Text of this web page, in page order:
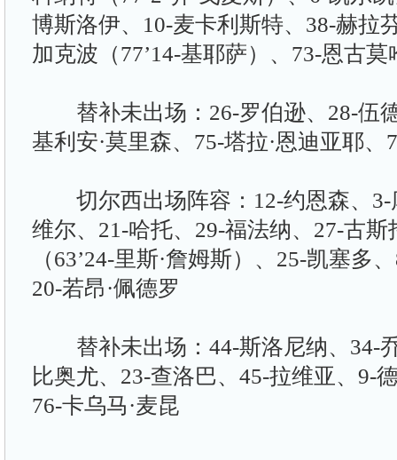
博斯洛伊、10-麦卡利斯特、38-赫拉
加克波（77’14-基耶萨）、73-恩古莫
替补未出场：26-罗伯逊、28-伍
基利安·莫里森、75-塔拉·恩迪亚耶、
切尔西出场阵容：12-约恩森、3-
维尔、21-哈托、29-福法纳、27-古斯
（63’24-里斯·詹姆斯）、25-凯塞多
20-若昂·佩德罗
替补未出场：44-斯洛尼纳、34-乔
比奥尤、23-查洛巴、45-拉维亚、9-
76-卡乌马·麦昆